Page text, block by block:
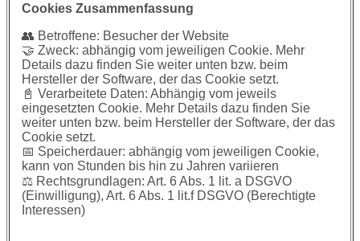
Cookies Zusammenfassung
👥 Betroffene: Besucher der Website
🤝 Zweck: abhängig vom jeweiligen Cookie. Mehr
Details dazu finden Sie weiter unten bzw. beim
Hersteller der Software, der das Cookie setzt.
📓 Verarbeitete Daten: Abhängig vom jeweils
eingesetzten Cookie. Mehr Details dazu finden Sie
weiter unten bzw. beim Hersteller der Software, der das
Cookie setzt.
📅 Speicherdauer: abhängig vom jeweiligen Cookie,
kann von Stunden bis hin zu Jahren variieren
⚖️ Rechtsgrundlagen: Art. 6 Abs. 1 lit. a DSGVO
(Einwilligung), Art. 6 Abs. 1 lit.f DSGVO (Berechtigte
Interessen)